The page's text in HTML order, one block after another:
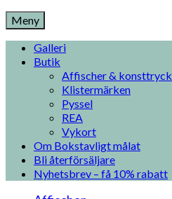
Meny
Galleri
Butik
Affischer & konsttryck
Klistermärken
Pyssel
REA
Vykort
Om Bokstavligt målat
Bli återförsäljare
Nyhetsbrev – få 10% rabatt